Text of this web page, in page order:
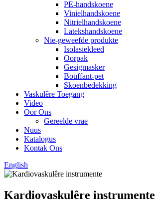
PE-handskoene
Vinielhandskoene
Nitrielhandskoene
Latekshandskoene
Nie-geweefde produkte
Isolasiekleed
Oorpak
Gesigmasker
Bouffant-pet
Skoenbedekking
Vaskulêre Toegang
Video
Oor Ons
Gereelde vrae
Nuus
Katalogus
Kontak Ons
English
Kardiovaskulêre instrumente